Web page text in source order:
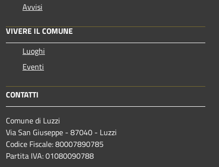
Avvisi
VIVERE IL COMUNE
Luoghi
Eventi
CONTATTI
Comune di Luzzi
Via San Giuseppe - 87040 - Luzzi
Codice Fiscale: 80007890785
Partita IVA: 01080090788